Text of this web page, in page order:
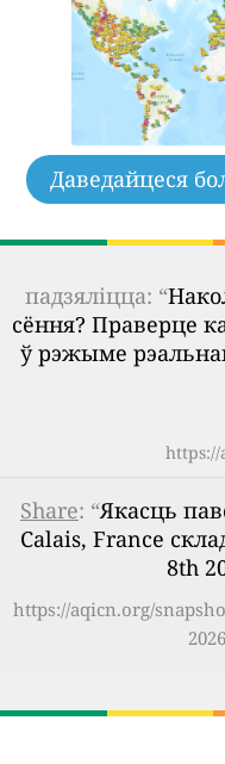
Даведайцеся
падзяліцца: “
сёння? Праверце
ў рэжыме
Share: “Якасць
Calais, France
8th
https://aqicn.org/